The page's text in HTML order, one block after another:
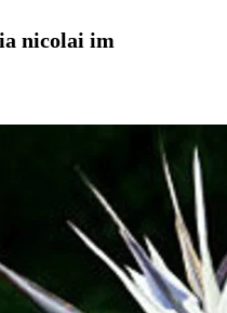
nicolai im